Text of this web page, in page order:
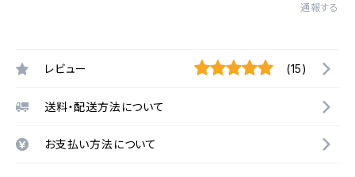
通報する
レビュー (15)
送料・配送方法について
お支払い方法について